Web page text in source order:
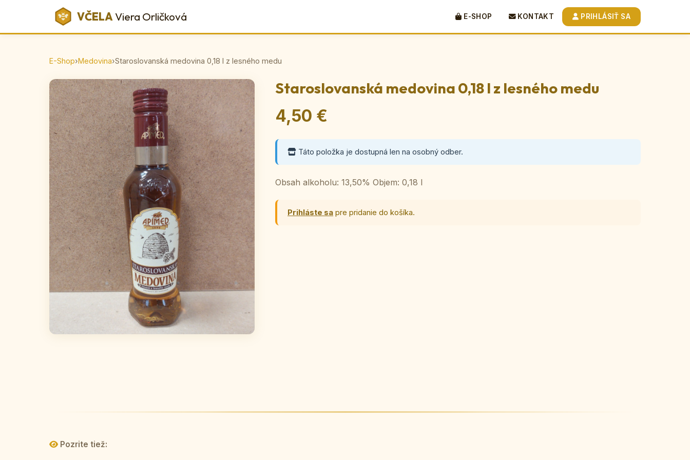
VČELAViera Orličková E-SHOP KONTAKT PRIHLÁSIŤ SA
E-Shop›Medovina›Staroslovanská medovina 0,18 l z lesného medu
Staroslovanská medovina 0,18 l z lesného medu
4,50 €
Táto položka je dostupná len na osobný odber.
Obsah alkoholu: 13,50% Objem: 0,18 l
Prihláste sa pre pridanie do košíka.
Pozrite tiež: